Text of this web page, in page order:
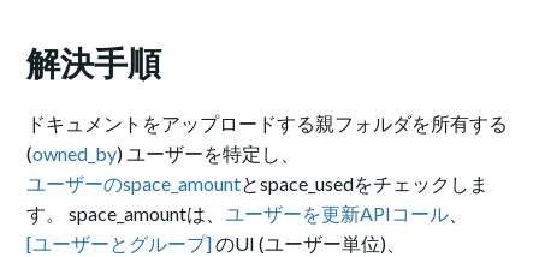
解決手順
ドキュメントをアップロードする親フォルダを所有する
(owned_by) ユーザーを特定し、
ユーザーのspace_amountとspace_usedをチェックしま
す。 space_amountは、ユーザーを更新APIコール
[ユーザーとグループ]のUI (ユーザー単位)、